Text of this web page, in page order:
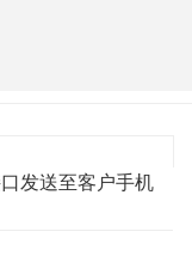
发送至客户手机